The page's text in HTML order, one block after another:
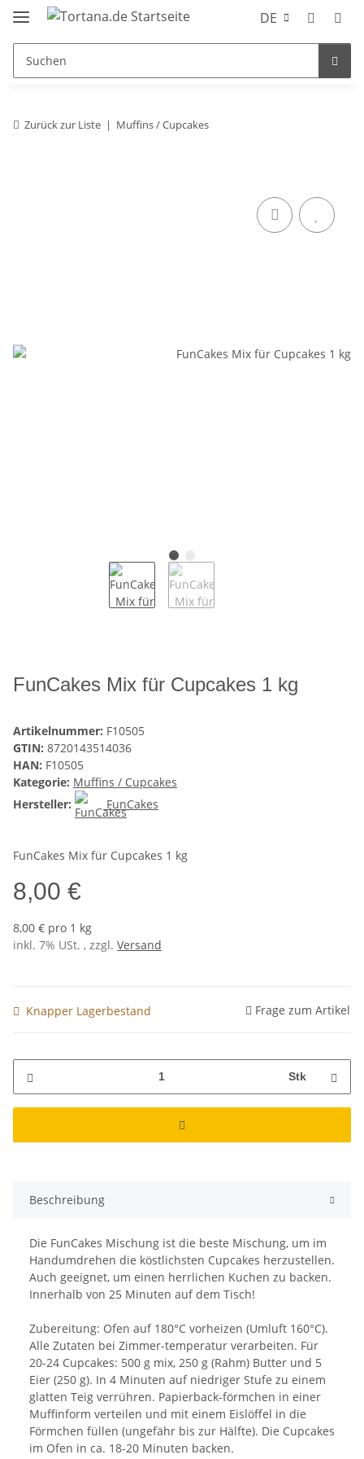
DE
Zurück zur Liste Muffins / Cupcakes
FunCakes Mix für Cupcakes 1 kg
Artikelnummer: F10505
GTIN: 8720143514036
HAN: F10505
Kategorie: Muffins / Cupcakes
Hersteller:
FunCakes
FunCakes Mix für Cupcakes 1 kg
8,00 €
8,00 € pro 1 kg
inkl. 7% USt. , zzgl. Versand
Knapper Lagerbestand Frage zum Artikel
Stk
Beschreibung
Die FunCakes Mischung ist die beste Mischung, um im
Handumdrehen die köstlichsten Cupcakes herzustellen.
Auch geeignet, um einen herrlichen Kuchen zu backen.
Innerhalb von 25 Minuten auf dem Tisch!
Zubereitung: Ofen auf 180°C vorheizen (Umluft 160°C).
Alle Zutaten bei Zimmer-temperatur verarbeiten. Für
20-24 Cupcakes: 500 g mix, 250 g (Rahm) Butter und 5
Eier (250 g). In 4 Minuten auf niedriger Stufe zu einem
glatten Teig verrühren. Papierback-förmchen in einer
Muffinform verteilen und mit einem Eislöffel in die
Förmchen füllen (ungefähr bis zur Hälfte). Die Cupcakes
im Ofen in ca. 18-20 Minuten backen.